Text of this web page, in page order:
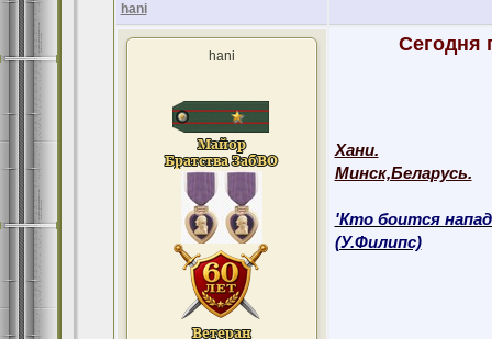
hani
hani
Сегодня
Хани.
Минск,Беларусь.
'Кто боится
(У.Филипс)